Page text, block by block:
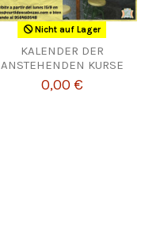
Nicht auf Lager
KALENDER DER
ANSTEHENDEN KURSE
0,00 €